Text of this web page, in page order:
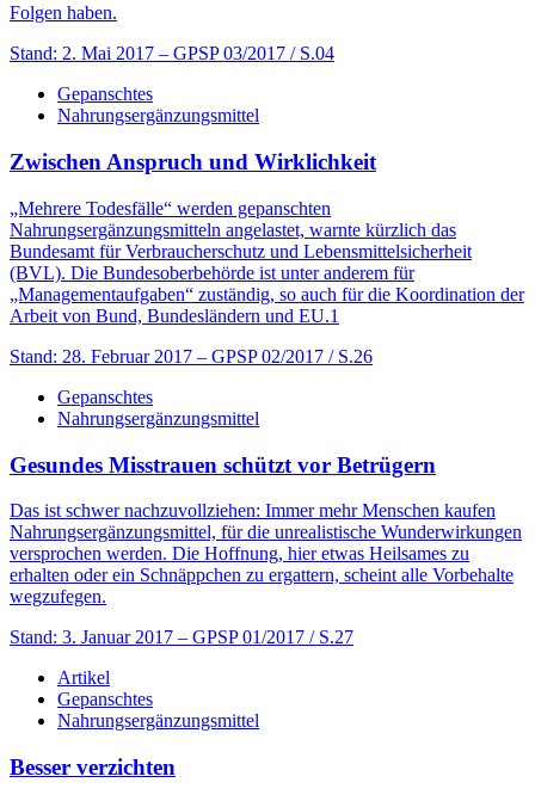
Folgen haben.
Stand: 2. Mai 2017 – GPSP 03/2017 / S.04
Gepanschtes
Nahrungsergänzungsmittel
Zwischen Anspruch und Wirklichkeit
„Mehrere Todesfälle“ werden gepanschten
Nahrungsergänzungsmitteln angelastet, warnte kürzlich das
Bundesamt für Verbraucherschutz und Lebensmittelsicherheit
(BVL). Die Bundesoberbehörde ist unter anderem für
„Managementaufgaben“ zuständig, so auch für die Koordination der
Arbeit von Bund, Bundesländern und EU.1
Stand: 28. Februar 2017 – GPSP 02/2017 / S.26
Gepanschtes
Nahrungsergänzungsmittel
Gesundes Misstrauen schützt vor Betrügern
Das ist schwer nachzuvollziehen: Immer mehr Menschen kaufen
Nahrungsergänzungsmittel, für die unrealistische Wunderwirkungen
versprochen werden. Die Hoffnung, hier etwas Heilsames zu
erhalten oder ein Schnäppchen zu ergattern, scheint alle Vorbehalte
wegzufegen.
Stand: 3. Januar 2017 – GPSP 01/2017 / S.27
Artikel
Gepanschtes
Nahrungsergänzungsmittel
Besser verzichten